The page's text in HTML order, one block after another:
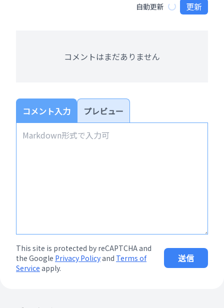
自動更新 更新
コメントはまだありません
コメント入力 プレビュー
送信
This site is protected by reCAPTCHA and
the Google Privacy Policyand Terms of
Service apply.